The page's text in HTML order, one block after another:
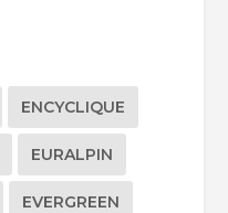
ENCYCLIQUE
EURALPIN
EVERGREEN